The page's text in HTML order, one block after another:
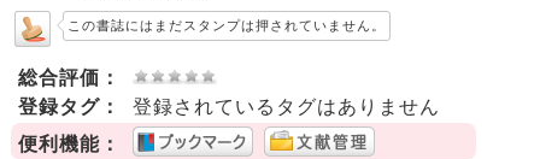
この書誌にはまだスタンプは押されていません。
総合評価：
登録タグ：
登録されているタグはありません
便利機能：